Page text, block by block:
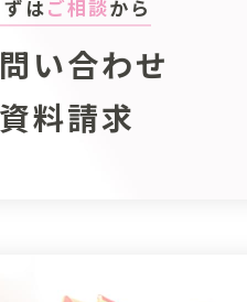
はご相談から
い合わせ
資料請求